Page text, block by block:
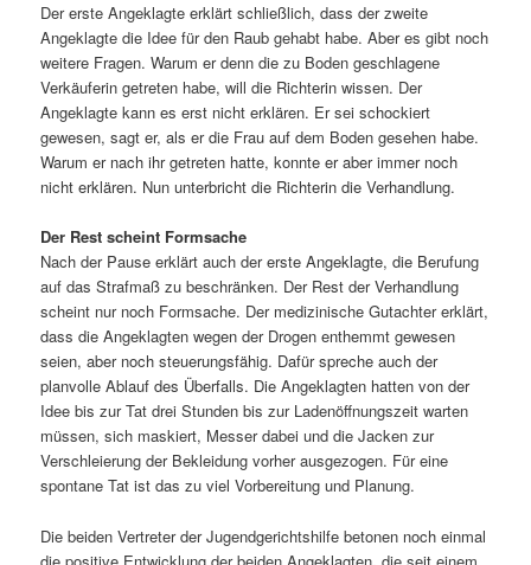
Der erste Angeklagte erklärt schließlich, dass der zweite
Angeklagte die Idee für den Raub gehabt habe. Aber es gibt noch
weitere Fragen. Warum er denn die zu Boden geschlagene
Verkäuferin getreten habe, will die Richterin wissen. Der
Angeklagte kann es erst nicht erklären. Er sei schockiert
gewesen, sagt er, als er die Frau auf dem Boden gesehen habe.
Warum er nach ihr getreten hatte, konnte er aber immer noch
nicht erklären. Nun unterbricht die Richterin die Verhandlung.
Der Rest scheint Formsache
Nach der Pause erklärt auch der erste Angeklagte, die Berufung
auf das Strafmaß zu beschränken. Der Rest der Verhandlung
scheint nur noch Formsache. Der medizinische Gutachter erklärt,
dass die Angeklagten wegen der Drogen enthemmt gewesen
seien, aber noch steuerungsfähig. Dafür spreche auch der
planvolle Ablauf des Überfalls. Die Angeklagten hatten von der
Idee bis zur Tat drei Stunden bis zur Ladenöffnungszeit warten
müssen, sich maskiert, Messer dabei und die Jacken zur
Verschleierung der Bekleidung vorher ausgezogen. Für eine
spontane Tat ist das zu viel Vorbereitung und Planung.
Die beiden Vertreter der Jugendgerichtshilfe betonen noch einmal
die positive Entwicklung der beiden Angeklagten, die seit einem